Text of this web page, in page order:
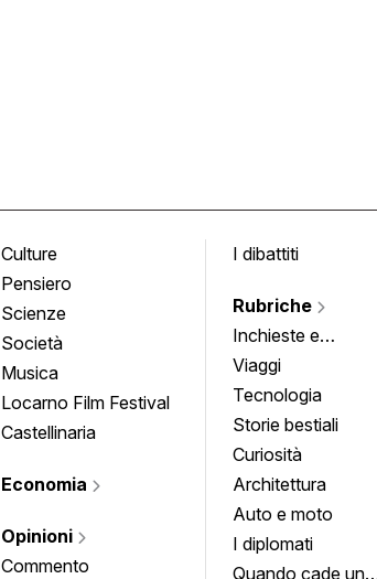
Culture
Pensiero
Scienze
Società
Musica
Locarno Film Festival
Castellinaria
Economia
Opinioni
Commento
I dibattiti
Rubriche
Inchieste e
approfondimenti
Viaggi
Tecnologia
Storie bestiali
Curiosità
Architettura
Auto e moto
I diplomati
Quando cade un